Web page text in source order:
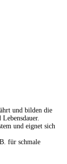
und bilden die
und eignet sich
für schmale